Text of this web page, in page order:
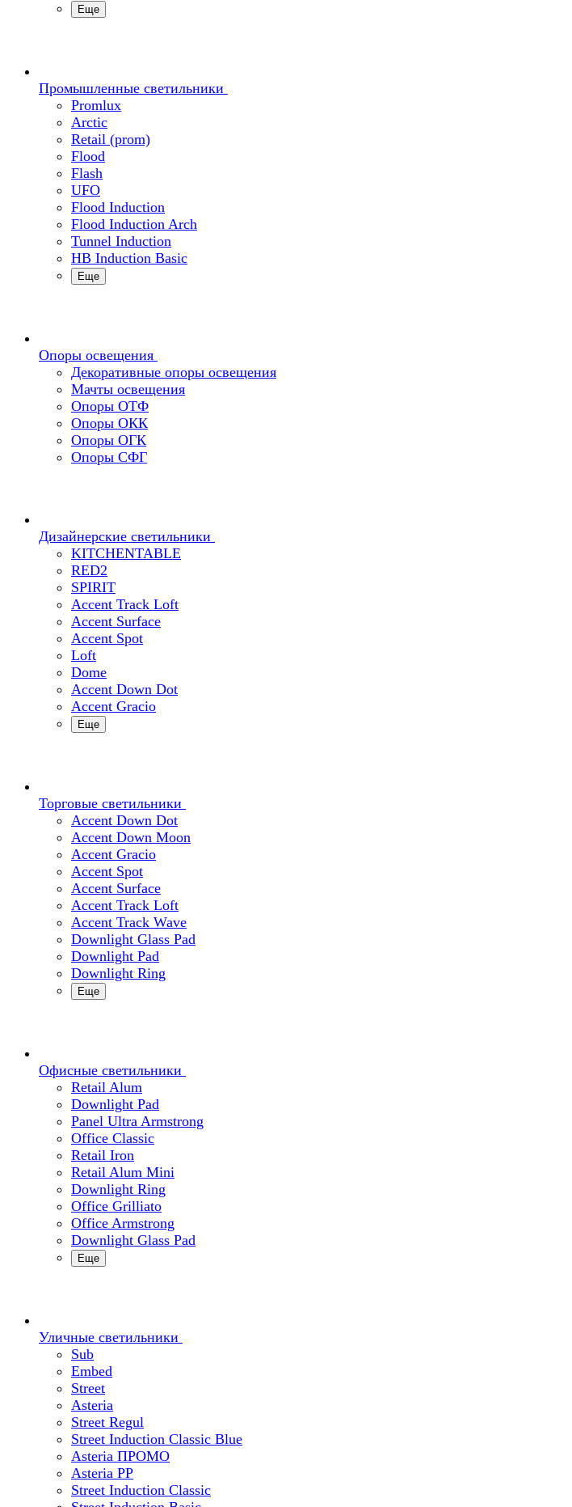
Еще
Промышленные светильники
Promlux
Arctic
Retail (prom)
Flood
Flash
UFO
Flood Induction
Flood Induction Arch
Tunnel Induction
HB Induction Basic
Еще
Опоры освещения
Декоративные опоры освещения
Мачты освещения
Опоры ОТФ
Опоры ОКК
Опоры ОГК
Опоры СФГ
Дизайнерские светильники
KITCHENTABLE
RED2
SPIRIT
Accent Track Loft
Accent Surface
Accent Spot
Loft
Dome
Accent Down Dot
Accent Gracio
Еще
Торговые светильники
Accent Down Dot
Accent Down Moon
Accent Gracio
Accent Spot
Accent Surface
Accent Track Loft
Accent Track Wave
Downlight Glass Pad
Downlight Pad
Downlight Ring
Еще
Офисные светильники
Retail Alum
Downlight Pad
Panel Ultra Armstrong
Office Classic
Retail Iron
Retail Alum Mini
Downlight Ring
Office Grilliato
Office Armstrong
Downlight Glass Pad
Еще
Уличные светильники
Sub
Embed
Street
Asteria
Street Regul
Street Induction Classic Blue
Asteria ПРОМО
Asteria PP
Street Induction Classic